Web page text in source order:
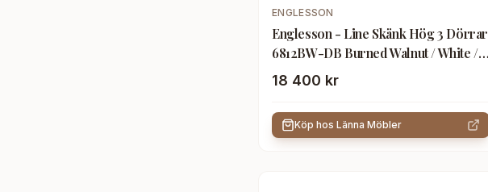
ENGLESSON
Englesson - Line Skänk Hög 3 Dörrar
6812BW-DB Burned Walnut / White /
Chrome - Skåp och vitrinskåp - Vit -
18 400 kr
Köp hos Länna Möbler
-20 %